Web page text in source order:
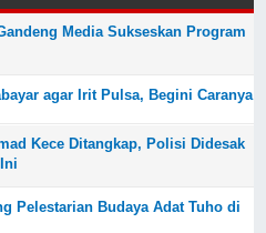
Media Sukseskan Program
agar Irit Pulsa, Begini Caranya
Kece Ditangkap, Polisi Didesak
Pelestarian Budaya Adat Tuho di